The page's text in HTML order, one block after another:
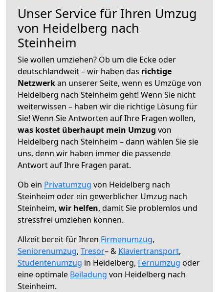
Unser Service für Ihren Umzug
von Heidelberg nach
Steinheim
Sie wollen umziehen? Ob um die Ecke oder
deutschlandweit – wir haben das richtige
Netzwerkan unserer Seite, wenn es Umzüge von
Heidelberg nach Steinheim geht! Wenn Sie nicht
weiterwissen – haben wir die richtige Lösung für
Sie! Wenn Sie Antworten auf Ihre Fragen wollen,
was kostet überhaupt mein Umzug von
Heidelberg nach Steinheim – dann wählen Sie sie
uns, denn wir haben immer die passende
Antwort auf Ihre Fragen parat.
Ob ein Privatumzug von Heidelberg nach
Steinheim oder ein gewerblicher Umzug nach
Steinheim, wir helfen, damit Sie problemlos und
stressfrei umziehen können.
Allzeit bereit für Ihren Firmenumzug,
Seniorenumzug, Tresor– & Klaviertransport,
Studentenumzug in Heidelberg, Fernumzug oder
eine optimale Beiladung von Heidelberg nach
Steinheim.